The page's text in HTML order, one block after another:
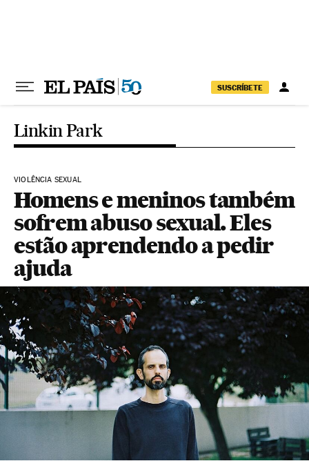
SUSCRÍBETE
Linkin Park
VIOLÊNCIA SEXUAL
Homens e meninos também
sofrem abuso sexual. Eles
estão aprendendo a pedir
ajuda